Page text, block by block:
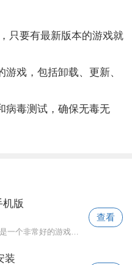
只要有最新版本的游戏就
戏，包括卸载、更新、
病毒测试，确保无毒无
机版
7723游戏盒最新版2025是一个非常好的游戏下载平台。该版本是全新升级的无广告版本。软件界面非常简洁明了，没有任何广告或弹窗。您可以更快
查看
装